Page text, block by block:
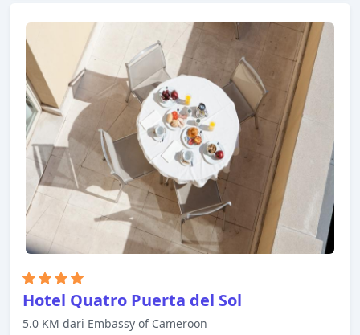
tamu merasa seperti di rumah dan beberapa
kamar dilengkapi dengan televisi layar datar, akses
internet WiFi (gratis), kamar bebas asap rokok, AC,
penghangat ruangan. Nikmati fasilitas rekreasi di
hotel, termasuk pusat kebugaran, sebelum masuk
ke kamar untuk beristirahat dengan nyaman.
Silken Puerta Madrid Hotel adalah pilihan yang
sangat baik untuk menjelajahi Madrid atau untuk
sekadar bersantai dan menyegarkan diri.
Hotel Quatro Puerta del Sol
5.0 KM dari Embassy of Cameroon